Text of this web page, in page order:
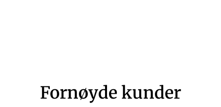
Fornøyde kunder